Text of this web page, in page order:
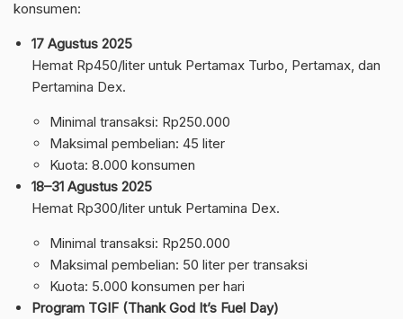
konsumen:
17 Agustus 2025
Hemat Rp450/liter untuk Pertamax Turbo, Pertamax, dan
Pertamina Dex.
Minimal transaksi: Rp250.000
Maksimal pembelian: 45 liter
Kuota: 8.000 konsumen
18–31 Agustus 2025
Hemat Rp300/liter untuk Pertamina Dex.
Minimal transaksi: Rp250.000
Maksimal pembelian: 50 liter per transaksi
Kuota: 5.000 konsumen per hari
Program TGIF (Thank God It’s Fuel Day)